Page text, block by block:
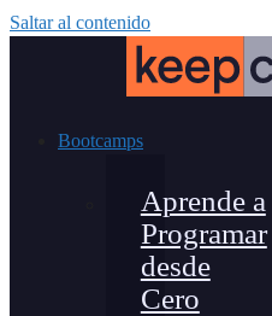
Saltar al contenido
Bootcamps
Aprende a
Programar
desde
Cero